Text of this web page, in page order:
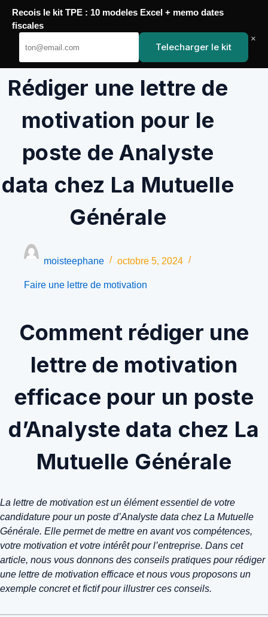
contenu
YoupiJobs
Rédiger une lettre de
motivation pour le
poste de Analyste
data chez La Mutuelle
Générale
moisteephane octobre 5, 2024
Faire une lettre de motivation
Comment rédiger une
lettre de motivation
efficace pour un poste
d’Analyste data chez La
Mutuelle Générale
La lettre de motivation est un élément essentiel de votre
candidature pour un poste d’Analyste data chez La Mutuelle
Générale. Elle permet de mettre en avant vos compétences,
votre motivation et votre intérêt pour l’entreprise. Dans cet
article, nous vous donnons des conseils pratiques pour rédiger
une lettre de motivation efficace et nous vous proposons un
exemple concret et fictif pour illustrer ces conseils.
Recois le kit TPE : 10 modeles Excel + memo dates
fiscales
Telecharger le kit
×